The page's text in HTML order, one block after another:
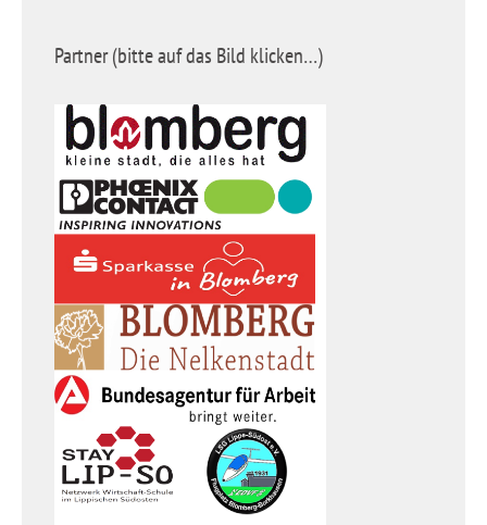
Partner (bitte auf das Bild klicken…)